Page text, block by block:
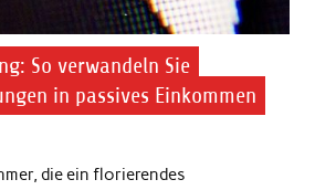
So verwandeln Sie
in passives Einkommen
die ein florierendes